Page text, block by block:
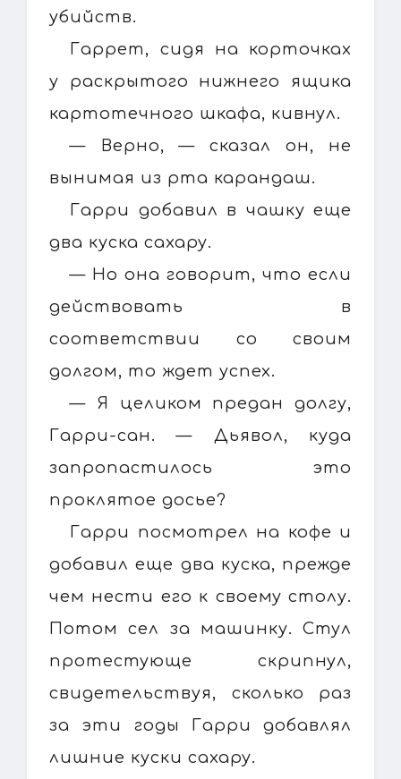
убийств.
Гаррет, сидя на корточках
у раскрытого нижнего ящика
картотечного шкафа, кивнул.
— Верно, — сказал он, не
вынимая из рта карандаш.
Гарри добавил в чашку еще
два куска сахару.
— Но она говорит, что если
действовать в
соответствии со своим
долгом, то ждет успех.
— Я целиком предан долгу,
Гарри-сан. — Дьявол, куда
запропастилось это
проклятое досье?
Гарри посмотрел на кофе и
добавил еще два куска, прежде
чем нести его к своему столу.
Потом сел за машинку. Стул
протестующе скрипнул,
свидетельствуя, сколько раз
за эти годы Гарри добавлял
лишние куски сахару.